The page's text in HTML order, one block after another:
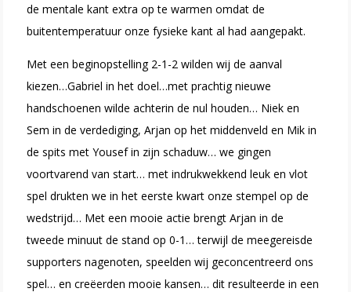
de mentale kant extra op te warmen omdat de
buitentemperatuur onze fysieke kant al had aangepakt.
Met een beginopstelling 2-1-2 wilden wij de aanval
kiezen…Gabriel in het doel…met prachtig nieuwe
handschoenen wilde achterin de nul houden… Niek en
Sem in de verdediging, Arjan op het middenveld en Mik in
de spits met Yousef in zijn schaduw… we gingen
voortvarend van start… met indrukwekkend leuk en vlot
spel drukten we in het eerste kwart onze stempel op de
wedstrijd… Met een mooie actie brengt Arjan in de
tweede minuut de stand op 0-1… terwijl de meegereisde
supporters nagenoten, speelden wij geconcentreerd ons
spel… en creëerden mooie kansen… dit resulteerde in een